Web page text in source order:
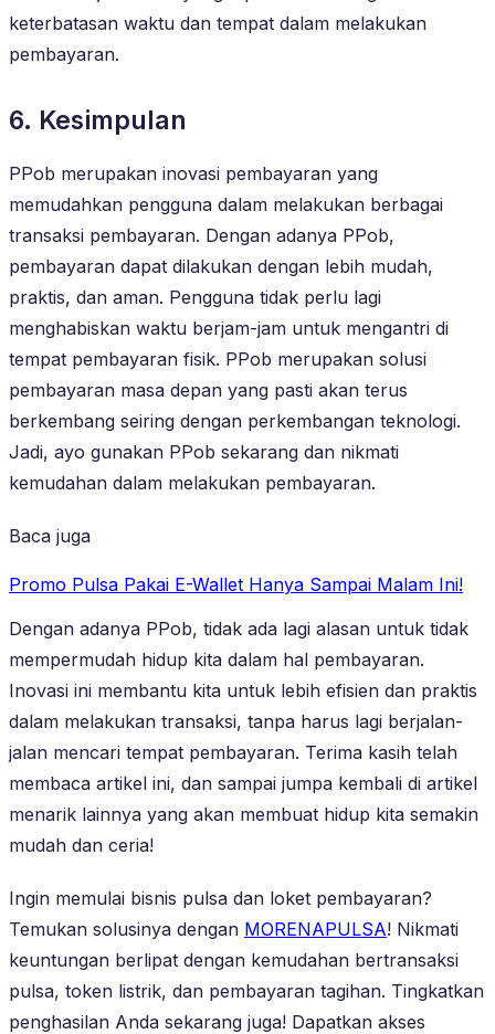
keterbatasan waktu dan tempat dalam melakukan
pembayaran.
6. Kesimpulan
PPob merupakan inovasi pembayaran yang
memudahkan pengguna dalam melakukan berbagai
transaksi pembayaran. Dengan adanya PPob,
pembayaran dapat dilakukan dengan lebih mudah,
praktis, dan aman. Pengguna tidak perlu lagi
menghabiskan waktu berjam-jam untuk mengantri di
tempat pembayaran fisik. PPob merupakan solusi
pembayaran masa depan yang pasti akan terus
berkembang seiring dengan perkembangan teknologi.
Jadi, ayo gunakan PPob sekarang dan nikmati
kemudahan dalam melakukan pembayaran.
Baca juga
Promo Pulsa Pakai E-Wallet Hanya Sampai Malam Ini!
Dengan adanya PPob, tidak ada lagi alasan untuk tidak
mempermudah hidup kita dalam hal pembayaran.
Inovasi ini membantu kita untuk lebih efisien dan praktis
dalam melakukan transaksi, tanpa harus lagi berjalan-
jalan mencari tempat pembayaran. Terima kasih telah
membaca artikel ini, dan sampai jumpa kembali di artikel
menarik lainnya yang akan membuat hidup kita semakin
mudah dan ceria!
Ingin memulai bisnis pulsa dan loket pembayaran?
Temukan solusinya dengan MORENAPULSA! Nikmati
keuntungan berlipat dengan kemudahan bertransaksi
pulsa, token listrik, dan pembayaran tagihan. Tingkatkan
penghasilan Anda sekarang juga! Dapatkan akses